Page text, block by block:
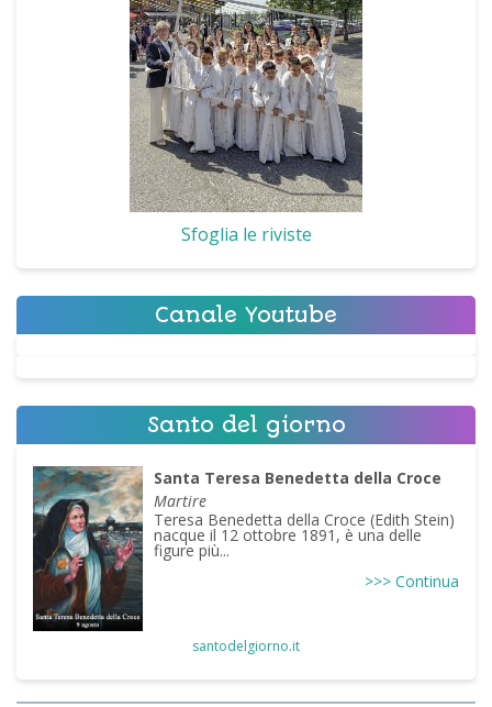
Sfoglia le riviste
Canale Youtube
Santo del giorno
Santa Teresa Benedetta della Croce
Martire
Teresa Benedetta della Croce (Edith Stein)
nacque il 12 ottobre 1891, è una delle
figure più...
>>> Continua
santodelgiorno.it